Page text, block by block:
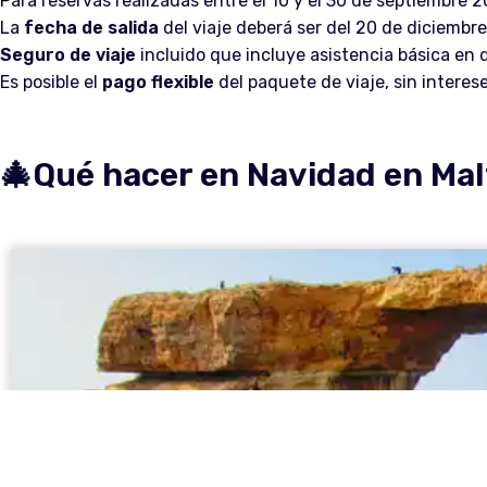
La fecha de salida del viaje deberá ser del 20 de
Seguro de viaje incluido que incluye asistencia básica en
Es posible el pago flexible del paquete de viaje, sin
🎄Qué hacer en Navidad en